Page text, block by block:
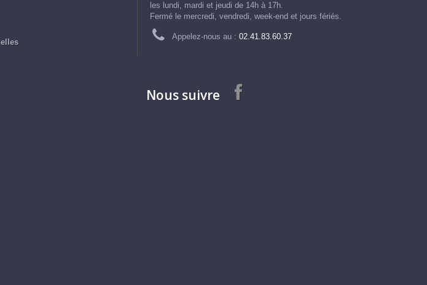
les lundi, mardi et jeudi de 14h à 17h.
Fermé le mercredi, vendredi, week-end et jours fériés.
Appelez-nous au : 02.41.83.60.37
Nous suivre